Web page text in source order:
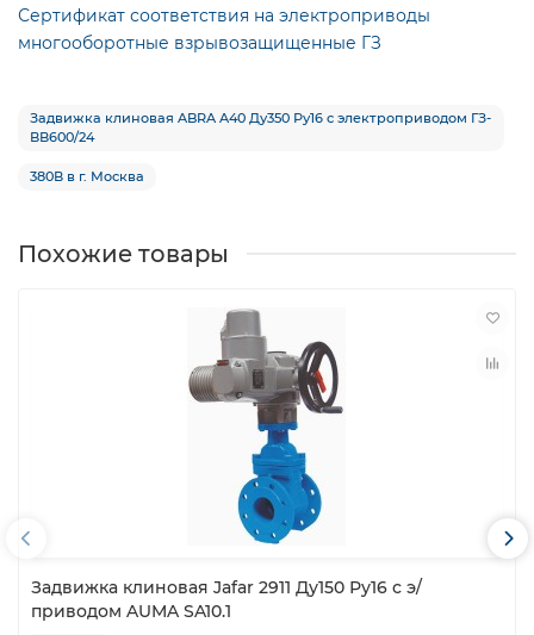
Сертификат соответствия на электроприводы
многооборотные взрывозащищенные ГЗ
Задвижка клиновая ABRA A40 Ду350 Ру16 с электроприводом ГЗ-
ВВ600/24
380В в г. Москва
Похожие товары
Задвижка клиновая Jafar 2911 Ду150 Ру16 с э/
приводом AUMA SA10.1